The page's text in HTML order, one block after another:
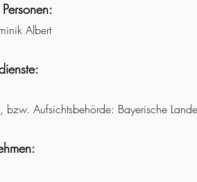
Albert
bzw. Aufsichtsbehörde: Bayerische